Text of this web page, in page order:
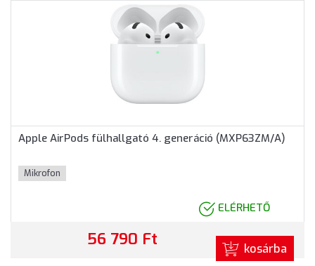
Apple AirPods fülhallgató 4. generáció (MXP63ZM/A)
Mikrofon
ELÉRHETŐ
56 790 Ft kosárba